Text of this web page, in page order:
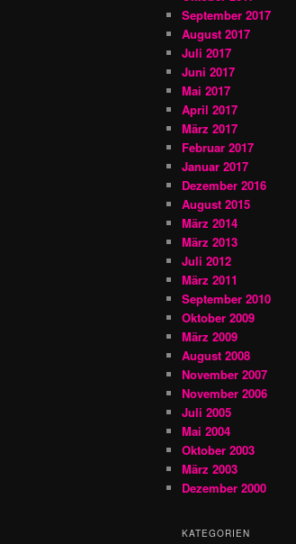
September 2017
August 2017
Juli 2017
Juni 2017
Mai 2017
April 2017
März 2017
Februar 2017
Januar 2017
Dezember 2016
August 2015
März 2014
März 2013
Juli 2012
März 2011
September 2010
Oktober 2009
März 2009
August 2008
November 2007
November 2006
Juli 2005
Mai 2004
Oktober 2003
März 2003
Dezember 2000
KATEGORIEN